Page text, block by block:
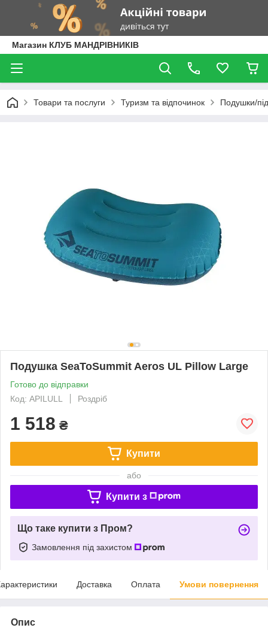
Магазин КЛУБ МАНДРІВНИКІВ
Товари та послуги Туризм та відпочинок Подушки/
Подушка SeaToSummit Aeros UL Pillow Large
Готово до відправки
Код: APILULL
Роздріб
1 518 ₴
Купити
або
Купити з
Що таке купити з Пром?
Замовлення під захистом
Доставка Оплата Умови повернення
Опис